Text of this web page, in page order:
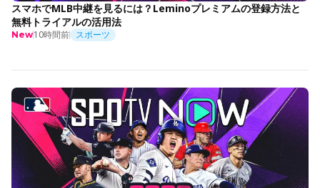
スマホでMLB中継を見るには？Leminoプレミアムの登録方法と
無料トライアルの活用法
New10時間前 スポーツ